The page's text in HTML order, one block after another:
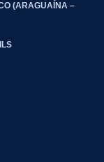
(ARAGUAÍNA –